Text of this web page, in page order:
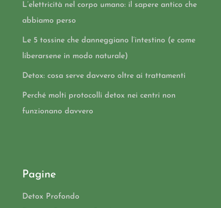
L’elettricità nel corpo umano: il sapere antico che
abbiamo perso
Le 5 tossine che danneggiano l’intestino (e come
liberarsene in modo naturale)
Detox: cosa serve davvero oltre ai trattamenti
Perché molti protocolli detox nei centri non
funzionano davvero
Pagine
Detox Profondo